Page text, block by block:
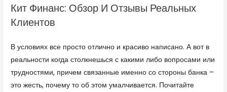
Кит Финанс: Обзор И Отзывы Реальных
Клиентов
В условиях все просто отлично и красиво написано. А вот в
реальности когда столкнешься с какими либо вопросами или
трудностями, причем связанные именно со стороны банка –
это жесть, почему то об этом умалчивается. Почитайте